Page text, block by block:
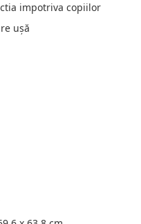
impotriva copiilor
ușă